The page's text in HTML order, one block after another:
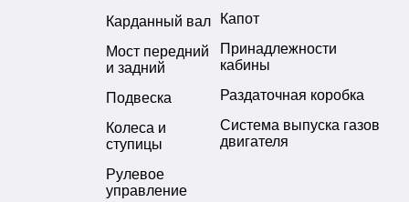
Карданный вал
Мост передний
и задний
Подвеска
Колеса и
ступицы
Рулевое
управление
Капот
Принадлежности
кабины
Раздаточная коробка
Система выпуска газов
двигателя